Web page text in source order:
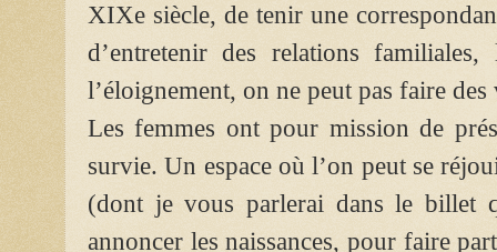
XIXe siècle, de tenir une
d’entretenir des relations
l’éloignement, on ne peut pas faire
Les femmes ont pour mission de
survie. Un espace où l’on peut se
(dont je vous parlerai dans le billet
annoncer les naissances, pour faire